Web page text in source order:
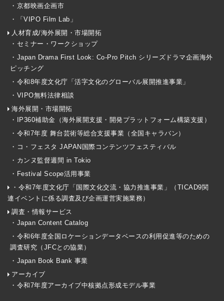
・京都映画企画市
・「VIPO Film Lab」
人材育成/海外展開・市場開拓
・セミナー・ワークショップ
・Japan Drama First Look: Co-Pro Pitch シリーズドラマ企画海外
ピッチング
・令和8年度文化庁「活字文化のグローバル展開推進事業」
・VIPO無料法律相談
海外展開・市場開拓
・IP360補助金（海外展開支援・開発プラットフォーム構築支援）
・令和7年度 舞台芸術等総合支援事業（全国キャラバン）
・コ・フェスタ JAPAN国際コンテンツフェスティバル
・カンヌ監督週間 in Tokio
・Festival Scope活用事業
・令和7年度文化庁「国際文化交流・協力推進事業」（TICAD9関
連イベントに係る調査及び企画運営実施業務）
調査・情報サービス
・Japan Content Catalog
・令和6年度全国ロケーションデータベースの利用促進等のための
調査研究（JFCとの協業）
・Japan Book Bank 事業
アーカイブ
・令和7年度アーカイブ中核拠点形成モデル事業